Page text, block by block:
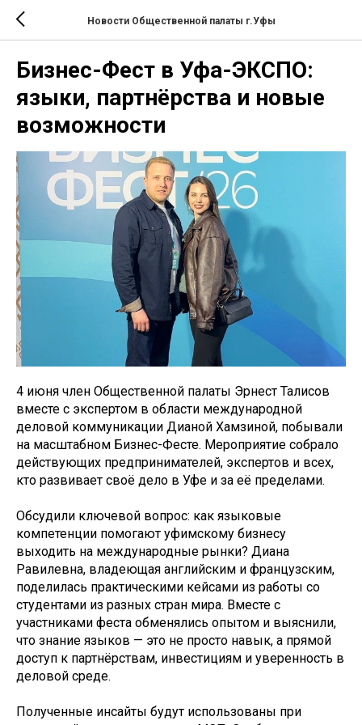
Новости Общественной палаты г.Уфы
Бизнес-Фест в Уфа-ЭКСПО:
языки, партнёрства и новые
возможности
4 июня член Общественной палаты Эрнест Талисов
вместе с экспертом в области международной
деловой коммуникации Дианой Хамзиной, побывали
на масштабном Бизнес-Фесте. Мероприятие собрало
действующих предпринимателей, экспертов и всех,
кто развивает своё дело в Уфе и за её пределами.
Обсудили ключевой вопрос: как языковые
компетенции помогают уфимскому бизнесу
выходить на международные рынки? Диана
Равилевна, владеющая английским и французским,
поделилась практическими кейсами из работы со
студентами из разных стран мира. Вместе с
участниками феста обменялись опытом и выяснили,
что знание языков — это не просто навык, а прямой
доступ к партнёрствам, инвестициям и уверенность в
деловой среде.
Полученные инсайты будут использованы при